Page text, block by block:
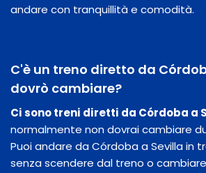
andare con tranquillità e comodità.
C'è un treno diretto da
dovrò cambiare?
Ci sono treni diretti da Córdoba a
normalmente non dovrai cambiare
Puoi andare da Córdoba a Sevilla in
senza scendere dal treno o